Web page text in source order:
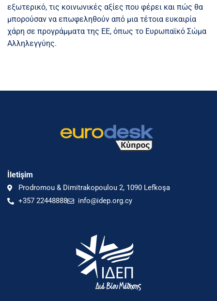
εξωτερικό, τις κοινωνικές αξίες που φέρει και πώς θα
μπορούσαν να επωφεληθούν από μια τέτοια ευκαιρία
χάρη σε προγράμματα της ΕΕ, όπως το Ευρωπαϊκό Σώμα
Αλληλεγγύης.
İletişim
Prodromou & Dimitrakopoulou 2, 1090 Lefkoşa
+357 22448888
info@idep.org.cy